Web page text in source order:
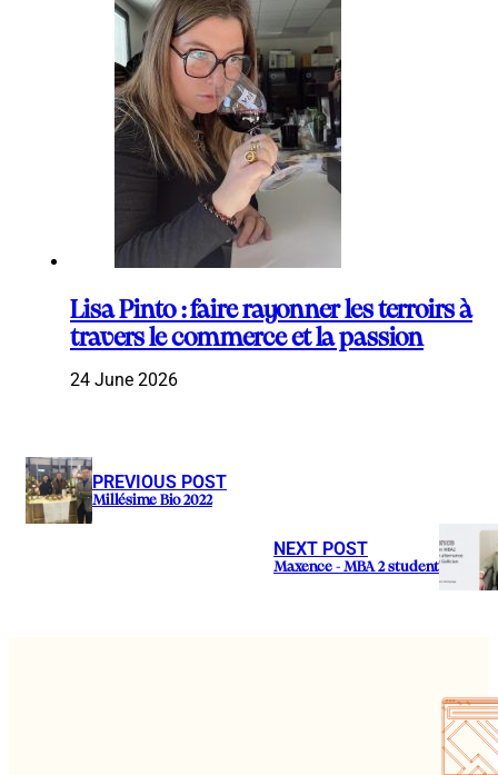
Lisa Pinto : faire rayonner les terroirs à
travers le commerce et la passion
24 June 2026
PREVIOUS POST
Millésime Bio 2022
NEXT POST
Maxence - MBA 2 student